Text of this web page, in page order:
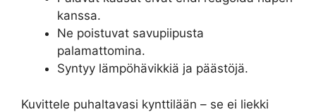
kanssa.
Ne poistuvat savupiipusta
palamattomina.
Syntyy lämpöhävikkiä ja päästöjä.
Kuvittele puhaltavasi kynttilään – se ei liekki